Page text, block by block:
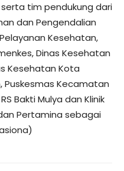
tim pendukung dari
dan Pengendalian
Kesehatan,
Dinas Kesehatan
Kesehatan Kota
Kecamatan
Bakti Mulya dan Klinik
Pertamina sebagai